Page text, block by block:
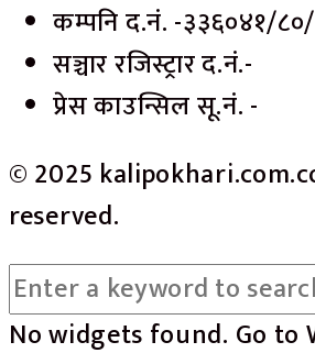
कम्पनि द.नं. -३३६०४१/
सञ्चार रजिस्ट्रार द.नं.-
प्रेस काउन्सिल सू.नं. -
© 2025
reserved.
No widgets found. Go to